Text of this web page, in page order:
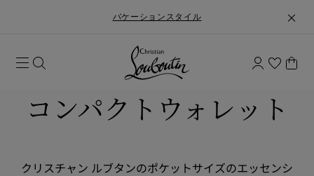
バケーションスタイル
コンパクトウォレット
クリスチャン ルブタンのポケットサイズのエッセンシ